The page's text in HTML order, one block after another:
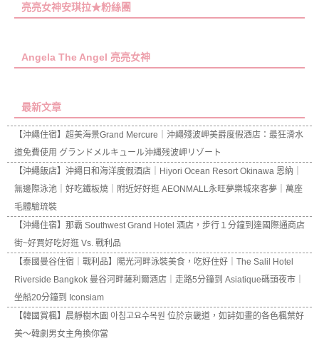
亮亮女神安琪拉★粉絲團
Angela The Angel 亮亮女神
最新文章
【沖繩住宿】超美海景Grand Mercure｜沖繩殘波岬美爵度假酒店：最狂滑水
道免費使用 グランドメルキュール沖縄残波岬リゾート
【沖繩飯店】沖繩日和海洋度假酒店｜Hiyori Ocean Resort Okinawa 恩納｜
無邊際泳池｜好吃鐵板燒｜附近好好逛 AEONMALL永旺夢樂城來客夢｜萬座
毛體驗琉裝
【沖繩住宿】那霸 Southwest Grand Hotel 酒店，步行１分鐘到達國際通商店
街~好買好吃好逛 Vs. 戰利品
【泰國曼谷住宿｜戰利品】陽光河畔泳裝美食，吃好住好｜The Salil Hotel
Riverside Bangkok 曼谷河畔薩利爾酒店｜走路5分鐘到 Asiatique碼頭夜市｜
坐船20分鐘到 Iconsiam
【韓國賞楓】晨靜樹木園 아침고요수목원 位於京畿道，如詩如畫的各色楓葉好
美～韓劇男女主角換你當